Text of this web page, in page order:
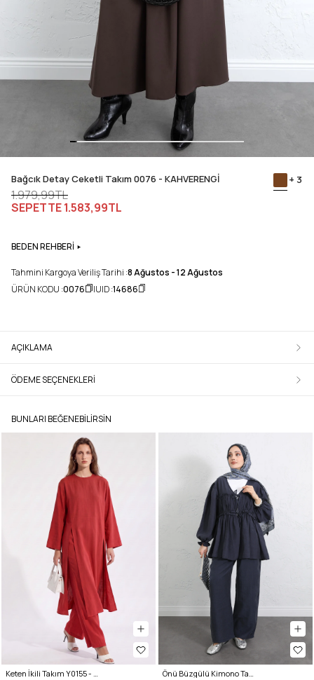
Bağcık Detay Ceketli Takım 0076 - KAHVERENGİ + 3
1.979,99TL
SEPETTE1.583,99TL
BEDEN REHBERİ
Tahmini Kargoya Veriliş Tarihi :8 Ağustos - 12 Ağustos
ÜRÜN KODU :0076 UID :14686
AÇIKLAMA
ÖDEME SEÇENEKLERI
BUNLARI BEĞENEBILIRSIN
Keten İkili Takım Y0155 - KIRMIZI Önü Büzgülü Kimono Takım Y0102 - LACİVERT